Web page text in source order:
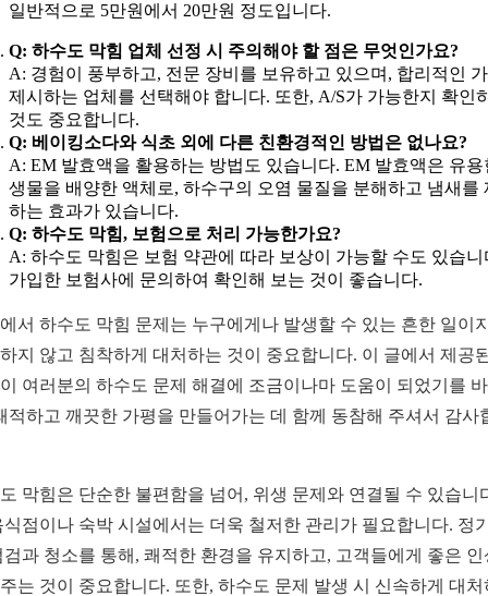
일반적으로 5만원에서 20만원 정도입니다.
Q: 하수도 막힘 업체 선정 시 주의해야 할 점은 무엇인가요?
A: 경험이 풍부하고, 전문 장비를 보유하고 있으며, 합리적인
제시하는 업체를 선택해야 합니다. 또한, A/S가 가능한지 확인
것도 중요합니다.
Q: 베이킹소다와 식초 외에 다른 친환경적인 방법은 없나요?
A: EM 발효액을 활용하는 방법도 있습니다. EM 발효액은 유용
생물을 배양한 액체로, 하수구의 오염 물질을 분해하고 냄새를
하는 효과가 있습니다.
Q: 하수도 막힘, 보험으로 처리 가능한가요?
A: 하수도 막힘은 보험 약관에 따라 보상이 가능할 수도 있습니
가입한 보험사에 문의하여 확인해 보는 것이 좋습니다.
서 하수도 막힘 문제는 누구에게나 발생할 수 있는 흔한 일이
지 않고 침착하게 대처하는 것이 중요합니다. 이 글에서 제공
여러분의 하수도 문제 해결에 조금이나마 도움이 되었기를
적하고 깨끗한 가평을 만들어가는 데 함께 동참해 주셔서 감사
막힘은 단순한 불편함을 넘어, 위생 문제와 연결될 수 있습니
식점이나 숙박 시설에서는 더욱 철저한 관리가 필요합니다. 정
검과 청소를 통해, 쾌적한 환경을 유지하고, 고객들에게 좋은 인
는 것이 중요합니다. 또한, 하수도 문제 발생 시 신속하게 대처